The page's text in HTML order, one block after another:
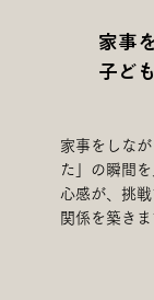
家事
子ど
家事をしな
た」の瞬間
心感が、挑
関係を築きま